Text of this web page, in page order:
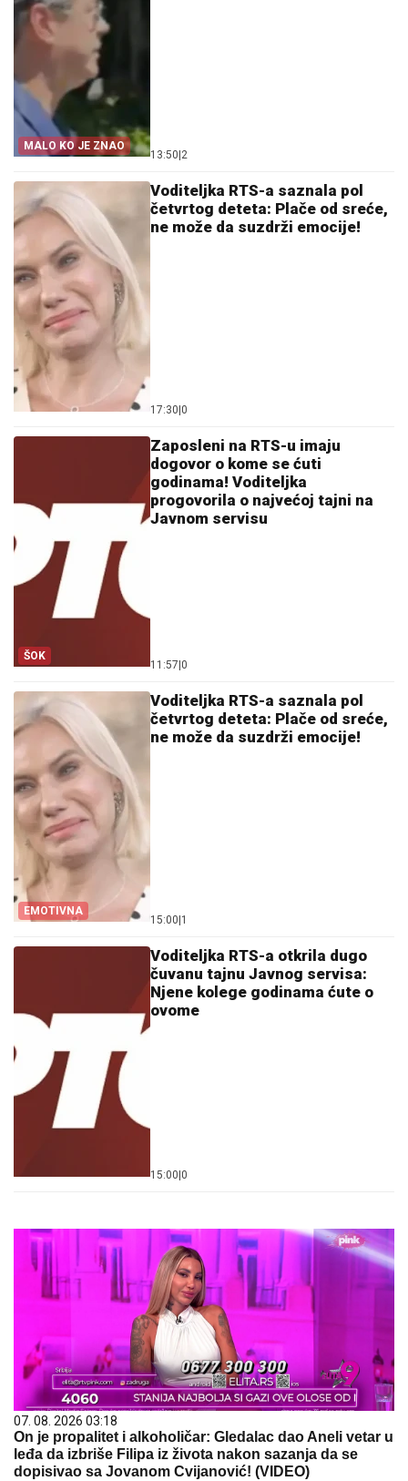
MALO KO JE ZNAO
13:50 2
Voditeljka RTS-a saznala pol
četvrtog deteta: Plače od sreće,
ne može da suzdrži emocije!
17:30 0
ŠOK
Zaposleni na RTS-u imaju
dogovor o kome se ćuti
godinama! Voditeljka
progovorila o najvećoj tajni na
Javnom servisu
11:57 0
EMOTIVNA
Voditeljka RTS-a saznala pol
četvrtog deteta: Plače od sreće,
ne može da suzdrži emocije!
15:00 1
Voditeljka RTS-a otkrila dugo
čuvanu tajnu Javnog servisa:
Njene kolege godinama ćute o
ovome
15:00 0
07. 08. 2026 03:18
On je propalitet i alkoholičar: Gledalac dao Aneli vetar u
leđa da izbriše Filipa iz života nakon sazanja da se
dopisivao sa Jovanom Cvijanović! (VIDEO)